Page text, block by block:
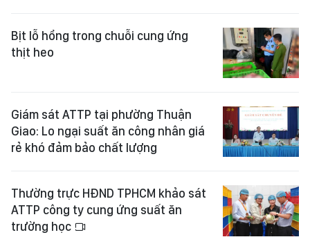
Bịt lỗ hổng trong chuỗi cung ứng
thịt heo
Giám sát ATTP tại phường Thuận
Giao: Lo ngại suất ăn công nhân giá
rẻ khó đảm bảo chất lượng
Thường trực HĐND TPHCM khảo sát
ATTP công ty cung ứng suất ăn
trường học